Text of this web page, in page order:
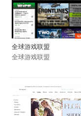
全球游戏联盟
全球游戏联盟